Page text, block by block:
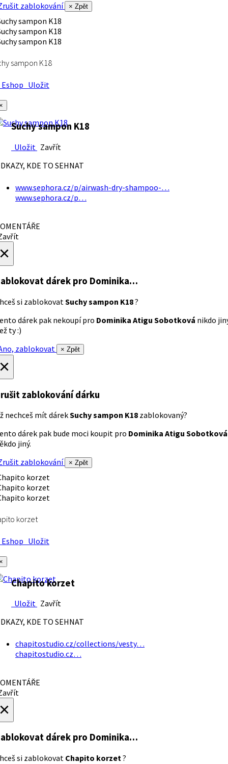
zablokování
× Zpět
sampon K18
Uložit
Suchy sampon K18
Uložit Zavřít
KDE TO SEHNAT
www.sephora.cz/p/airwash-dry-shampoo-…
www.sephora.cz/p…
dárek pro Dominika…
si zablokovatSuchy sampon K18?
dárek pak nekoupí pro Dominika Atigu Sobotková nikdo
ty :)
zablokovat
× Zpět
zablokování dárku
nechceš mít dárekSuchy sampon K18 zablokovaný?
dárek pak bude moci koupit pro Dominika Atigu Sobotková
jiný.
zablokování
× Zpět
korzet
Uložit
Chapito korzet
Uložit Zavřít
KDE TO SEHNAT
chapitostudio.cz/collections/vesty…
chapitostudio.cz…
dárek pro Dominika…
si zablokovat Chapito korzet?